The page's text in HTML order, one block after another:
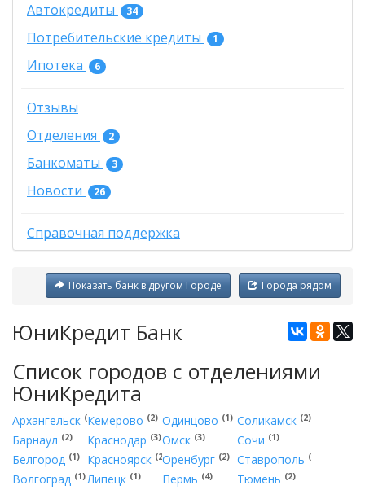
Автокредиты 34
Потребительские кредиты 1
Ипотека 6
Отзывы
Отделения
2
Банкоматы 3
Новости 26
Справочная поддержка
Города рядом
Показать банк в другом Городе
ЮниКредит Банк
Список городов с отделениями
ЮниКредита
Архангельск (3)
Барнаул (2)
Белгород (1)
Волгоград (1)
Кемерово (2)
Краснодар (3)
Красноярск (2)
Липецк (1)
Одинцово (1)
Омск (3)
Оренбург (2)
Пермь (4)
Соликамск (2)
Сочи (1)
Ставрополь (1)
Тюмень (2)